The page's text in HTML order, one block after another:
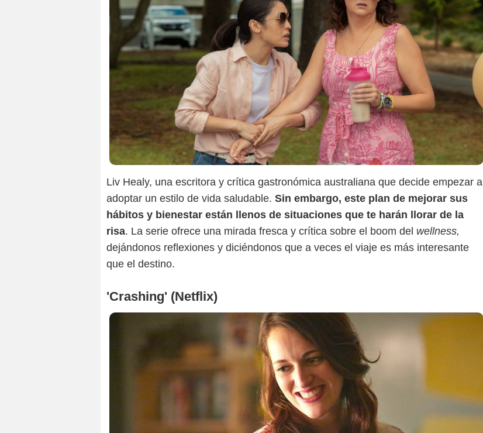
Liv Healy, una escritora y crítica gastronómica australiana que decide empezar a
adoptar un estilo de vida saludable. Sin embargo, este plan de mejorar sus
hábitos y bienestar están llenos de situaciones que te harán llorar de la
risa. La serie ofrece una mirada fresca y crítica sobre el boom del wellness,
dejándonos reflexiones y diciéndonos que a veces el viaje es más interesante
que el destino.
'Crashing' (Netflix)
El País